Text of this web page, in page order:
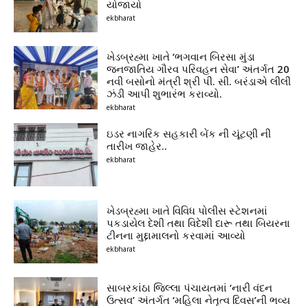
યોજાયો
ekbharat
ખેડબ્રહ્મા ખાતે ‘ભગવાન બિરસા મુંડા
જનજાતિય ગૌરવ પરિવહન સેવા’ અંતર્ગત 20
નવી બસોનો મંત્રી શ્રી પી. સી. બરંડાએ લીલી
ઝંડી આપી શુભારંભ કરાવ્યો.
ekbharat
ઇડર નાગરિક સહકારી બેંક ની ચૂંટણી ની
તારીખ જાહેર..
ekbharat
ખેડબ્રહ્મા ખાતે વિવિધ પોલીસ સ્ટેશનમાં
પકડાયેલ દેશી તથા વિદેશી દારૂ તથા બિયરના
ટીનના મુદ્દામાલનો કરવામાં આવ્યો
ekbharat
સાબરકાંઠા જિલ્લા પંચાયતમાં ‘નારી વંદન
ઉત્સવ’ અંતર્ગત ‘મહિલા નેતૃત્વ દિવસ’ની ભવ્ય